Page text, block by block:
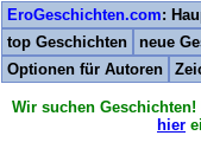
EroGeschichten.com:
top Geschichten
neue
Optionen für Autoren
Wir suchen
hier